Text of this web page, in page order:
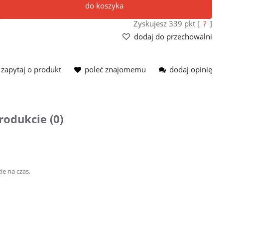
do koszyka
Zyskujesz 339 pkt [ ? ]
dodaj do przechowalni
zapytaj o produkt poleć znajomemu dodaj opinię
(0)
na czas.